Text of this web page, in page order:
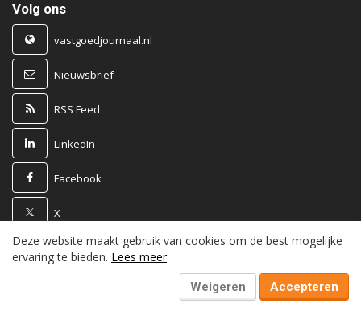
Volg ons
vastgoedjournaal.nl
Nieuwsbrief
RSS Feed
LinkedIn
Facebook
X
Powered by
Deze website maakt gebruik van cookies om de best mogelijke
ervaring te bieden. Lees meer
Weigeren Accepteren